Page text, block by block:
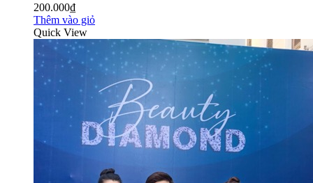
200.000₫
Thêm vào giỏ
Quick View